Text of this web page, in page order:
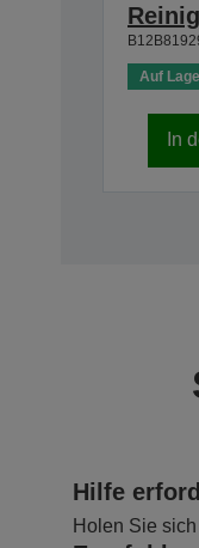
Auf
In
Hilfe
Holen Sie